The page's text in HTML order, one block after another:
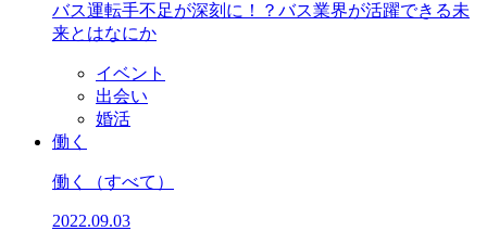
バス運転手不足が深刻に！？バス業界が活躍できる未
来とはなにか
イベント
出会い
婚活
働く
働く （すべて）
2022.09.03